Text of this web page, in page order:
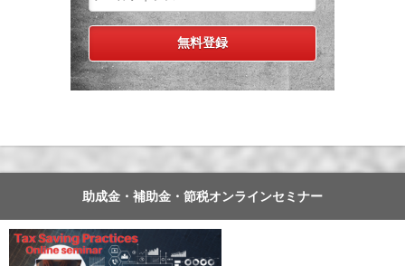
助成金・補助金・節税オンラインセミナー